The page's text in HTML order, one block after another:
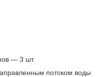
— 3 шт
потоком воды